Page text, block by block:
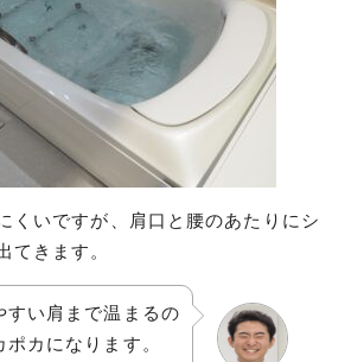
くいですが、肩口と腰のあたりにシ
てきます。
すい肩まで温まるの
カになります。